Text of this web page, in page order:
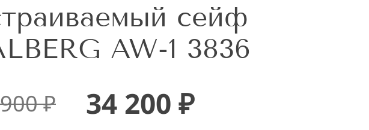
сейф
AW-1 3836
₽ 34 200 ₽